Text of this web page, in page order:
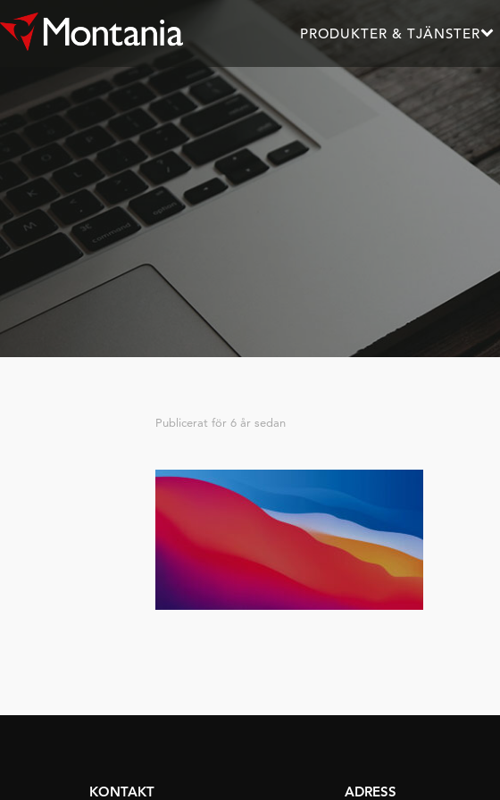
PRODUKTER & TJÄNSTER
Publicerat för6 år sedan
KONTAKT ADRESS